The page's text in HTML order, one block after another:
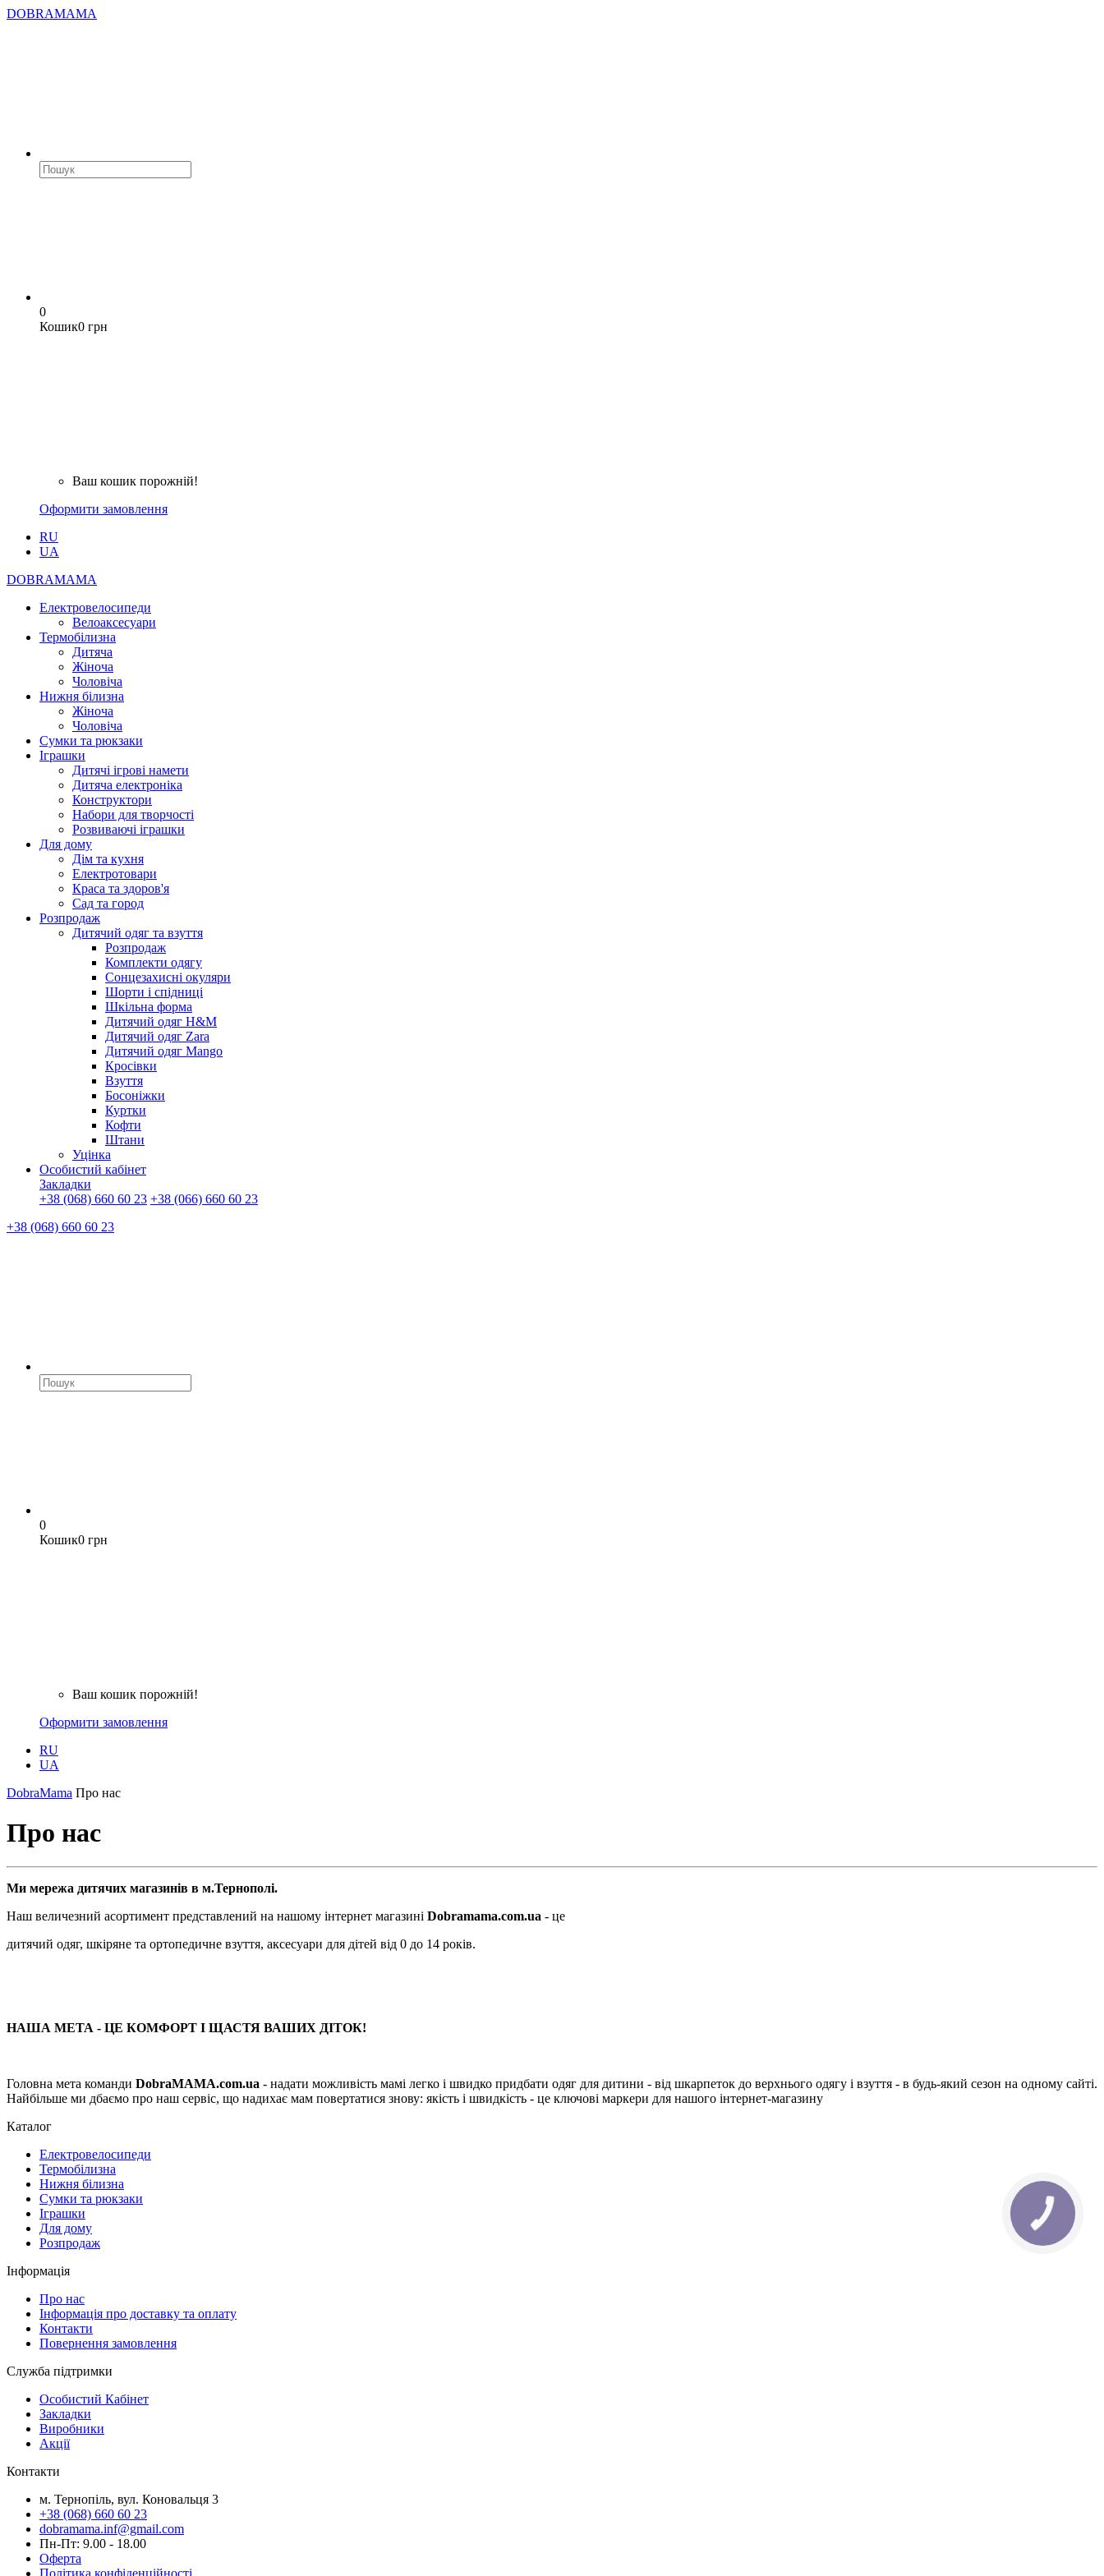
DOBRAMAMA
0
Кошик0 грн
Ваш кошик порожній!
Оформити замовлення
RU
UA
DOBRAMAMA
Електровелосипеди
Велоаксесуари
Термобілизна
Дитяча
Жіноча
Чоловіча
Нижня білизна
Жіноча
Чоловіча
Сумки та рюкзаки
Іграшки
Дитячі ігрові намети
Дитяча електроніка
Конструктори
Набори для творчості
Розвиваючі іграшки
Для дому
Дім та кухня
Електротовари
Краса та здоров'я
Сад та город
Розпродаж
Дитячий одяг та взуття
Розпродаж
Комплекти одягу
Сонцезахисні окуляри
Шорти і спідниці
Шкільна форма
Дитячий одяг H&M
Дитячий одяг Zara
Дитячий одяг Mango
Кросівки
Взуття
Босоніжки
Куртки
Кофти
Штани
Уцінка
Особистий кабінет
Закладки
+38 (068) 660 60 23 +38 (066) 660 60 23
+38 (068) 660 60 23
0
Кошик0 грн
Ваш кошик порожній!
Оформити замовлення
RU
UA
DobraMama Про нас
Про нас
Ми мережа дитячих магазинів в м.Тернополі.
Наш величезний асортимент представлений на нашому інтернет магазині Dobramama.com.ua - це
дитячий одяг, шкіряне та ортопедичне взуття, аксесуари для дітей від 0 до 14 років.
НАША МЕТА - ЦЕ КОМФОРТ І ЩАСТЯ ВАШИХ ДІТОК!
Головна мета команди DobraMAMA.com.ua - надати можливість мамі легко і швидко придбати одяг для дитини - від шкарпеток до верхнього одягу і взуття - в будь-який сезон на одному сайті.
Найбільше ми дбаємо про наш сервіс, що надихає мам повертатися знову: якість і швидкість - це ключові маркери для нашого інтернет-магазину
Каталог
Електровелосипеди
Термобілизна
Нижня білизна
Сумки та рюкзаки
Іграшки
Для дому
Розпродаж
Інформація
Про нас
Інформація про доставку та оплату
Контакти
Повернення замовлення
Служба підтримки
Особистий Кабінет
Закладки
Виробники
Акції
Контакти
м. Тернопіль, вул. Коновальця 3
+38 (068) 660 60 23
dobramama.inf@gmail.com
Пн-Пт: 9.00 - 18.00
Оферта
Політика конфіденційності